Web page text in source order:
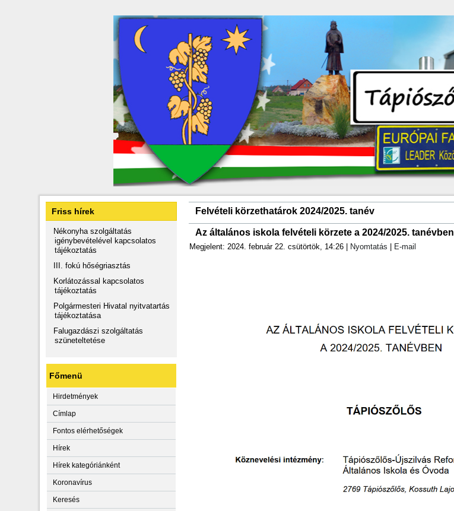
Friss hírek
Nékonyha szolgáltatás
igénybevételével kapcsolatos
tájékoztatás
III. fokú hőségriasztás
Korlátozással kapcsolatos
tájékoztatás
Polgármesteri Hivatal nyitvatartás
tájékoztatása
Falugazdászi szolgáltatás
szüneteltetése
Főmenü
Hirdetmények
Címlap
Fontos elérhetőségek
Hírek
Hírek kategóriánként
Koronavírus
Keresés
Felvételi körzethatárok 2024/2025. tanév
Az általános iskola felvételi körzete a 2024/2025. tanévben
Megjelent: 2024. február 22. csütörtök, 14:26 Nyomtatás E-mail